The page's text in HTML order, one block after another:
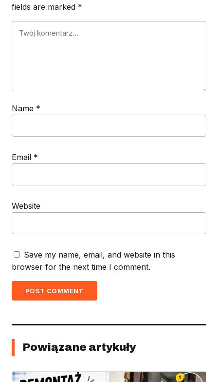
fields are marked *
Name *
Email *
Website
Save my name, email, and website in this
browser for the next time I comment.
POST COMMENT
Powiązane artykuły